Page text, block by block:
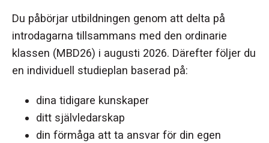
Du påbörjar utbildningen genom att delta på
introdagarna tillsammans med den ordinarie
klassen (MBD26) i augusti 2026. Därefter följer du
en individuell studieplan baserad på:
dina tidigare kunskaper
ditt självledarskap
din förmåga att ta ansvar för din egen